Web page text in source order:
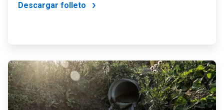
Descargar folleto
ArticleTile
2
de
2